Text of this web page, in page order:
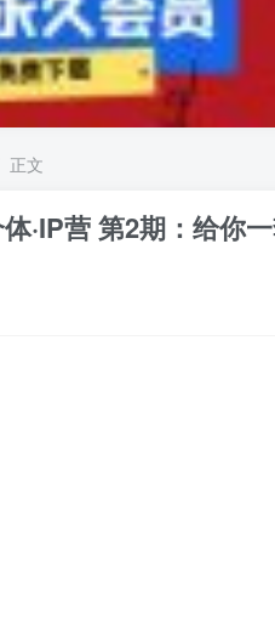
正文
体·IP营 第2期：给